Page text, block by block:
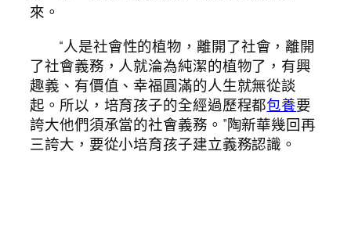
來。
“人是社會性的植物，離開了社會，離開
了社會義務，人就淪為純潔的植物了，有興
趣義、有價值、幸福圓滿的人生就無從談
起。所以，培育孩子的全經過歷程都包養要
誇大他們須承當的社會義務。”陶新華幾回再
三誇大，要從小培育孩子建立義務認識。